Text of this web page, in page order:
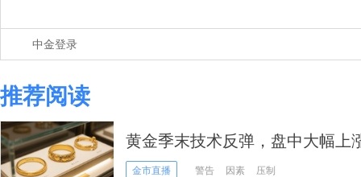
中金登录
推荐阅读
黄金季末技术反弹，盘中大幅上
金市直播 警告 因素 压制